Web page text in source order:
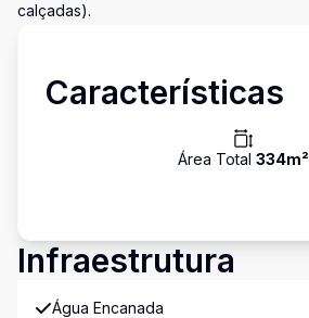
calçadas).
Características
Área Total 334m²
Infraestrutura
Água Encanada